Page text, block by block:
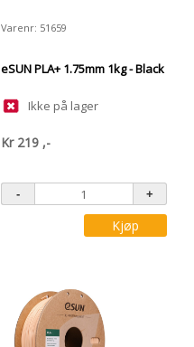
Varenr: 51659
eSUN PLA+ 1.75mm 1kg - Black
Ikke på lager
Kr 219 ,-
Kjøp